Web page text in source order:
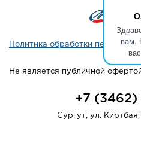
вам.
Политика обработки
Не является публичной
+7 (3462)
Сургут, ул.